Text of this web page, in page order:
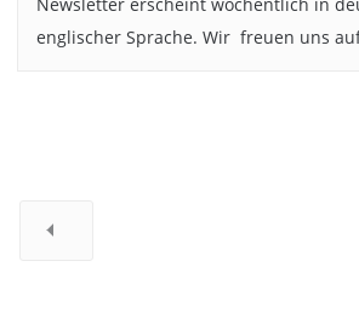
englischer Sprache. Wir freuen uns